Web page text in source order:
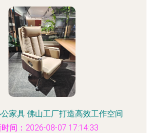
家具 佛山工厂打造高效工作空间
间：2026-08-07 17:14:33